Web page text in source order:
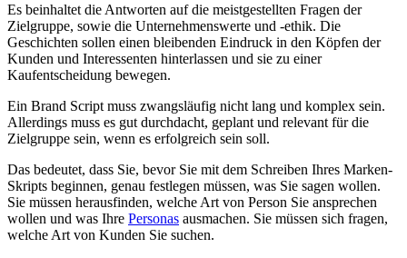
Es beinhaltet die Antworten auf die meistgestellten Fragen der
Zielgruppe, sowie die Unternehmenswerte und -ethik. Die
Geschichten sollen einen bleibenden Eindruck in den Köpfen der
Kunden und Interessenten hinterlassen und sie zu einer
Kaufentscheidung bewegen.
Ein Brand Script muss zwangsläufig nicht lang und komplex sein.
Allerdings muss es gut durchdacht, geplant und relevant für die
Zielgruppe sein, wenn es erfolgreich sein soll.
Das bedeutet, dass Sie, bevor Sie mit dem Schreiben Ihres Marken-
Skripts beginnen, genau festlegen müssen, was Sie sagen wollen.
Sie müssen herausfinden, welche Art von Person Sie ansprechen
wollen und was Ihre Personas ausmachen. Sie müssen sich fragen,
welche Art von Kunden Sie suchen.